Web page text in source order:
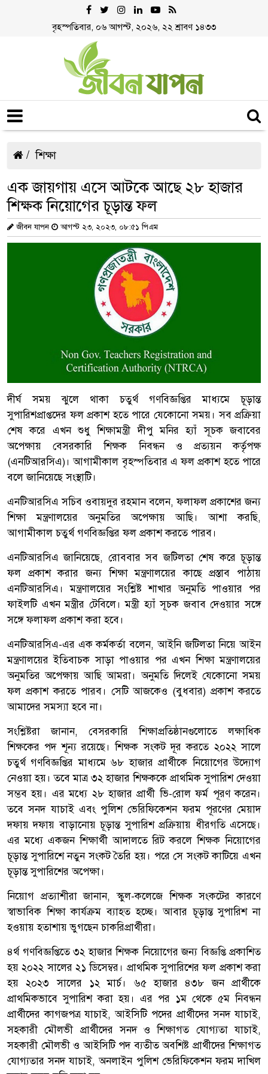
বৃহস্পতিবার, ০৬ আগস্ট, ২০২৬, ২২ শ্রাবণ ১৪৩৩
শিক্ষা
এক জায়গায় এসে আটকে আছে ২৮ হাজার
শিক্ষক নিয়োগের চূড়ান্ত ফল
জীবন যাপন আগস্ট ২৩, ২০২৩, ০৮:৫১ পিএম
দীর্ঘ সময় ঝুলে থাকা চতুর্থ গণবিজ্ঞপ্তির মাধ্যমে চূড়ান্ত
সুপারিশপ্রাপ্তদের ফল প্রকাশ হতে পারে যেকোনো সময়। সব প্রক্রিয়া
শেষ করে এখন শুধু শিক্ষামন্ত্রী দীপু মনির হ্যাঁ সূচক জবাবের
অপেক্ষায় বেসরকারি শিক্ষক নিবন্ধন ও প্রত্যয়ন কর্তৃপক্ষ
(এনটিআরসিএ)। আগামীকাল বৃহস্পতিবার এ ফল প্রকাশ হতে পারে
বলে জানিয়েছে সংস্থাটি।
এনটিআরসিএ সচিব ওবায়দুর রহমান বলেন, ফলাফল প্রকাশের জন্য
শিক্ষা মন্ত্রণালয়ের অনুমতির অপেক্ষায় আছি। আশা করছি,
আগামীকাল চতুর্থ গণবিজ্ঞপ্তির ফল প্রকাশ করতে পারব।
এনটিআরসিএ জানিয়েছে, রোববার সব জটিলতা শেষ করে চূড়ান্ত
ফল প্রকাশ করার জন্য শিক্ষা মন্ত্রণালয়ের কাছে প্রস্তাব পাঠায়
এনটিআরসিএ। মন্ত্রণালয়ের সংশ্লিষ্ট শাখার অনুমতি পাওয়ার পর
ফাইলটি এখন মন্ত্রীর টেবিলে। মন্ত্রী হ্যাঁ সূচক জবাব দেওয়ার সঙ্গে
সঙ্গে ফলাফল প্রকাশ করা হবে।
এনটিআরসিএ-এর এক কর্মকর্তা বলেন, আইনি জটিলতা নিয়ে আইন
মন্ত্রণালয়ের ইতিবাচক সাড়া পাওয়ার পর এখন শিক্ষা মন্ত্রণালয়ের
অনুমতির অপেক্ষায় আছি আমরা। অনুমতি দিলেই যেকোনো সময়
ফল প্রকাশ করতে পারব। সেটি আজকেও (বুধবার) প্রকাশ করতে
আমাদের সমস্যা হবে না।
সংশ্লিষ্টরা জানান, বেসরকারি শিক্ষাপ্রতিষ্ঠানগুলোতে লক্ষাধিক
শিক্ষকের পদ শূন্য রয়েছে। শিক্ষক সংকট দূর করতে ২০২২ সালে
চতুর্থ গণবিজ্ঞপ্তির মাধ্যমে ৬৮ হাজার প্রার্থীকে নিয়োগের উদ্যোগ
নেওয়া হয়। তবে মাত্র ৩২ হাজার শিক্ষককে প্রাথমিক সুপারিশ দেওয়া
সম্ভব হয়। এর মধ্যে ২৮ হাজার প্রার্থী ভি-রোল ফর্ম পূরণ করেন।
তবে সনদ যাচাই এবং পুলিশ ভেরিফিকেশন ফরম পূরণের মেয়াদ
দফায় দফায় বাড়ানোয় চূড়ান্ত সুপারিশ প্রক্রিয়ায় ধীরগতি এসেছে।
এর মধ্যে একজন শিক্ষার্থী আদালতে রিট করলে শিক্ষক নিয়োগের
চূড়ান্ত সুপারিশে নতুন সংকট তৈরি হয়। পরে সে সংকট কাটিয়ে এখন
চূড়ান্ত সুপারিশের অপেক্ষা।
নিয়োগ প্রত্যাশীরা জানান, স্কুল-কলেজে শিক্ষক সংকটের কারণে
স্বাভাবিক শিক্ষা কার্যক্রম ব্যাহত হচ্ছে। আবার চূড়ান্ত সুপারিশ না
হওয়ায় হতাশায় ভুগছেন চাকরিপ্রার্থীরা।
৪র্থ গণবিজ্ঞপ্তিতে ৩২ হাজার শিক্ষক নিয়োগের জন্য বিজ্ঞপ্তি প্রকাশিত
হয় ২০২২ সালের ২১ ডিসেম্বর। প্রাথমিক সুপারিশের ফল প্রকাশ করা
হয় ২০২৩ সালের ১২ মার্চ। ৬৫ হাজার ৪৩৮ জন প্রার্থীকে
প্রাথমিকভাবে সুপারিশ করা হয়। এর পর ১ম থেকে ৫ম নিবন্ধন
প্রার্থীদের কাগজপত্র যাচাই, আইসিটি পদের প্রার্থীদের সনদ যাচাই,
সহকারী মৌলভী প্রার্থীদের সনদ ও শিক্ষাগত যোগ্যতা যাচাই,
সহকারী মৌলভী ও আইসিটি পদ ব্যতীত অবশিষ্ট প্রার্থীদের শিক্ষাগত
যোগ্যতার সনদ যাচাই, অনলাইন পুলিশ ভেরিফিকেশন ফরম দাখিল